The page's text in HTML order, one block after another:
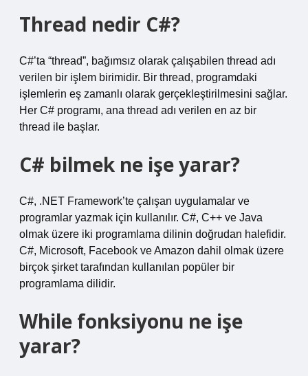
Thread nedir C#?
C#’ta “thread”, bağımsız olarak çalışabilen thread adı
verilen bir işlem birimidir. Bir thread, programdaki
işlemlerin eş zamanlı olarak gerçekleştirilmesini sağlar.
Her C# programı, ana thread adı verilen en az bir
thread ile başlar.
C# bilmek ne işe yarar?
C#, .NET Framework’te çalışan uygulamalar ve
programlar yazmak için kullanılır. C#, C++ ve Java
olmak üzere iki programlama dilinin doğrudan halefidir.
C#, Microsoft, Facebook ve Amazon dahil olmak üzere
birçok şirket tarafından kullanılan popüler bir
programlama dilidir.
While fonksiyonu ne işe
yarar?